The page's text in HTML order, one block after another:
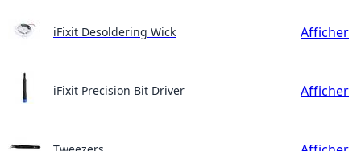
iFixit Desoldering Wick Afficher
iFixit Precision Bit Driver Afficher